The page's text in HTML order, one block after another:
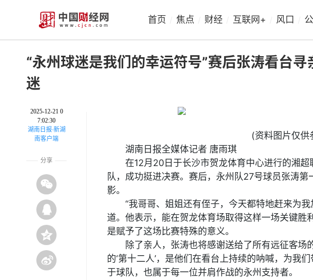
首页 焦点 财经 互联网+ 风口
“永州球迷是我们的幸运符号”赛后张涛看台
迷
2025-12-21 0
7:02:30
湖南日报·新湖
南客户端
分享
(资料图片仅供
湖南日报全媒体记者 唐雨琪
在12月20日于长沙市贺龙体育中心进行的湘
队，成功挺进决赛。赛后，永州队27号球员张涛
影。
“我哥哥、姐姐还有侄子，今天都特地赶来为
道。他表示，能在贺龙体育场取得这样一场关键胜
是赋予了这场比赛特殊的意义。
除了亲人，张涛也将感谢送给了所有远征客场
的‘第十二人’，是他们在看台上持续的呐喊，为我
于球队，也属于每一位并肩作战的永州支持者。